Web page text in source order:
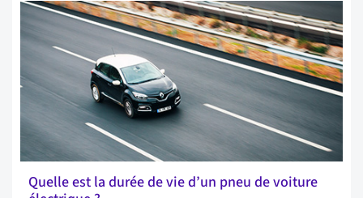
Quelle est la durée de vie d’un pneu de voiture